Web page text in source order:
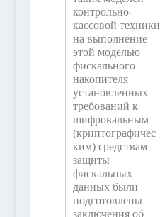
контрольно-
кассовой техники
на выполнение
этой моделью
фискального
накопителя
установленных
требований к
шифровальным
(криптографичес
ким) средствам
защиты
фискальных
данных были
подготовлены
заключения об